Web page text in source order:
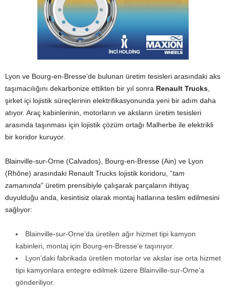
Lyon ve Bourg-en-Bresse’de bulunan üretim tesisleri arasındaki aks
taşımacılığını dekarbonize ettikten bir yıl sonra Renault Trucks
şirket içi lojistik süreçlerinin elektrifikasyonunda yeni bir adım daha
atıyor. Araç kabinlerinin, motorların ve aksların üretim tesisleri
arasında taşınması için lojistik çözüm ortağı Malherbe ile elektrikli
bir koridor kuruyor.
Blainville-sur-Orne (Calvados), Bourg-en-Bresse (Ain) ve Lyon
(Rhône) arasındaki Renault Trucks lojistik koridoru, “tam
zamanında” üretim prensibiyle çalışarak parçaların ihtiyaç
duyulduğu anda, kesintisiz olarak montaj hatlarına teslim edilmesini
sağlıyor:
Blainville-sur-Orne’da üretilen ağır hizmet tipi kamyon
kabinleri, montaj için Bourg-en-Bresse’e taşınıyor.
Lyon’daki fabrikada üretilen motorlar ve akslar ise orta hizmet
tipi kamyonlara entegre edilmek üzere Blainville-sur-Orne’a
gönderiliyor.